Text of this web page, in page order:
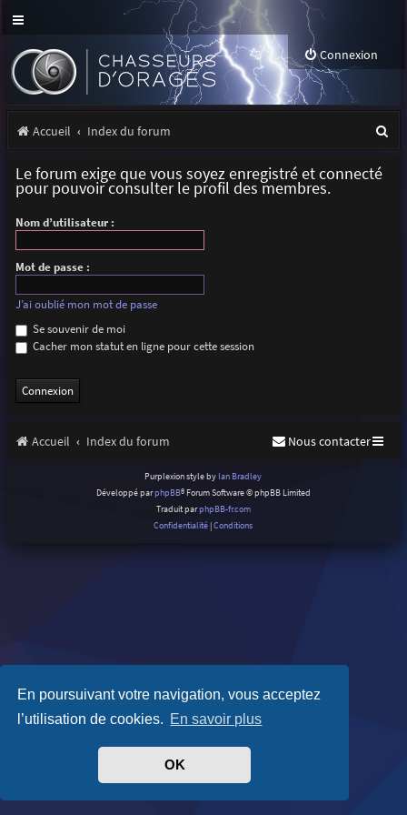
En poursuivant votre navigation, vous acceptez
l’utilisation de cookies. En savoir plus
OK
Connexion
Accueil Index du forum
Le forum exige que vous soyez enregistré et connecté
pour pouvoir consulter le profil des membres.
Nom d’utilisateur :
Mot de passe :
J’ai oublié mon mot de passe
Se souvenir de moi
Cacher mon statut en ligne pour cette session
Accueil Index du forum Nous contacter
Purplexion style by Ian Bradley
Développé parphpBB® Forum Software © phpBB Limited
Traduit parphpBB-fr.com
Confidentialité |Conditions